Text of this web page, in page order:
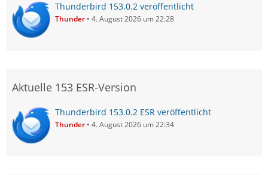
Thunderbird 153.0.2 veröffentlicht
Thunder 4. August 2026 um 22:28
Aktuelle 153 ESR-Version
Thunderbird 153.0.2 ESR veröffentlicht
Thunder 4. August 2026 um 22:34